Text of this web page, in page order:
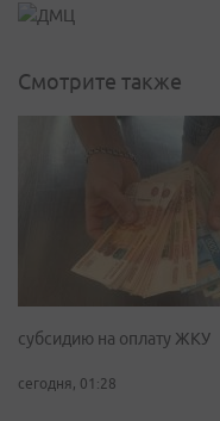
Смотрите также
субсидию на оплату ЖКУ
сегодня, 01:28